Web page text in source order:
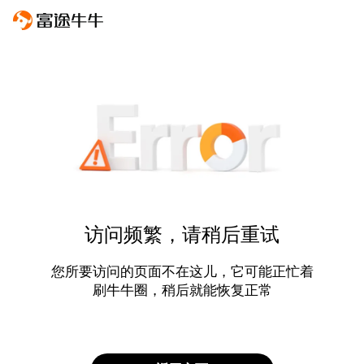
访问频繁，请稍后重试
您所要访问的页面不在这儿，它可能正忙着
刷牛牛圈，稍后就能恢复正常